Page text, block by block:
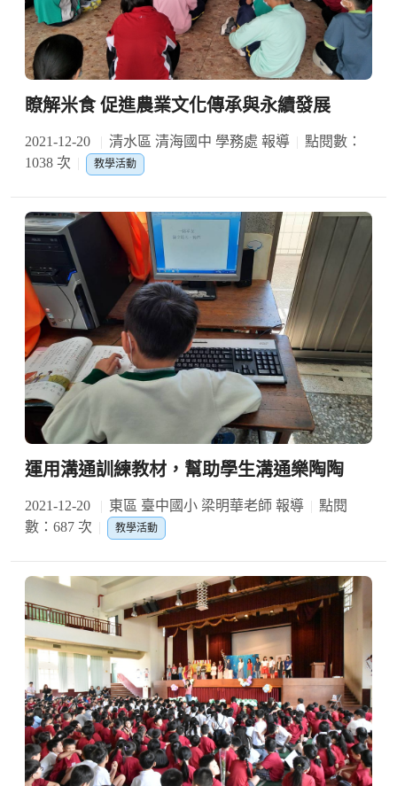
瞭解米食 促進農業文化傳承與永續發展
2021-12-20 清水區 清海國中 學務處 報導
點閱數：
1038 次
教學活動
運用溝通訓練教材，幫助學生溝通樂陶陶
2021-12-20 東區 臺中國小 梁明華老師 報導
點閱
數：687 次
教學活動